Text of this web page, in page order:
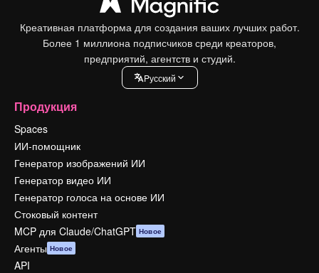
Креативная платформа для создания ваших лучших работ.
Более 1 миллиона подписчиков среди креаторов,
предприятий, агентств и студий.
Pусский
Продукция
Spaces
ИИ-помощник
Генератор изображений ИИ
Генератор видео ИИ
Генератор голоса на основе ИИ
Стоковый контент
MCP для Claude/ChatGPT Новое
Агенты Новое
API